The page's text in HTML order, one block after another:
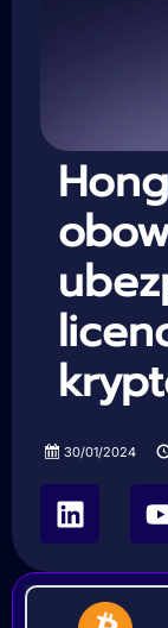
30/01/2024